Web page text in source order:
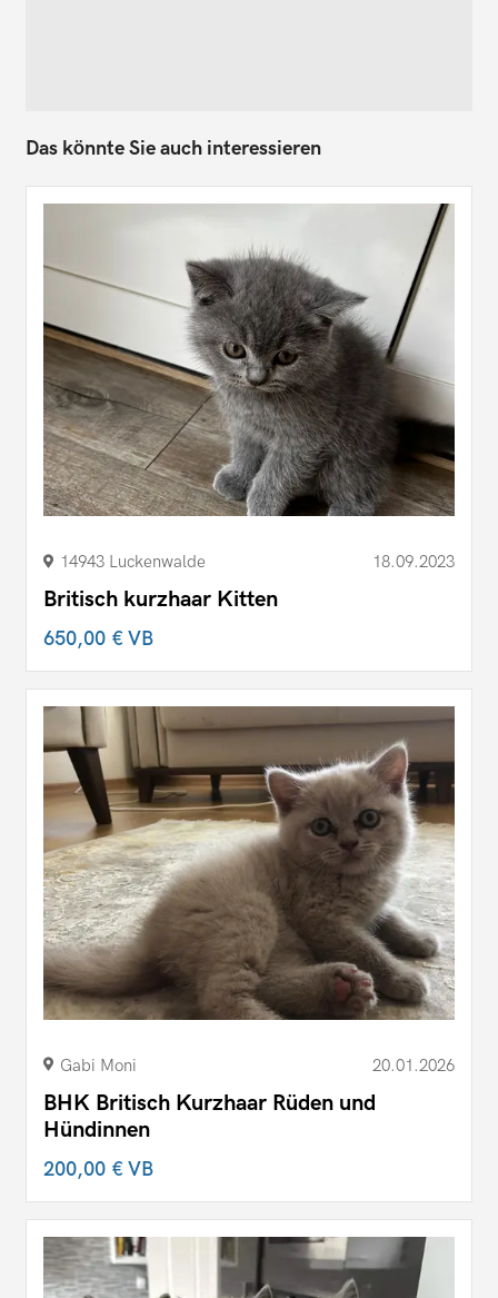
Das könnte Sie auch interessieren
14943 Luckenwalde 18.09.2023
Britisch kurzhaar Kitten
650,00 €VB
Gabi Moni 20.01.2026
BHK Britisch Kurzhaar Rüden und
Hündinnen
200,00 €VB